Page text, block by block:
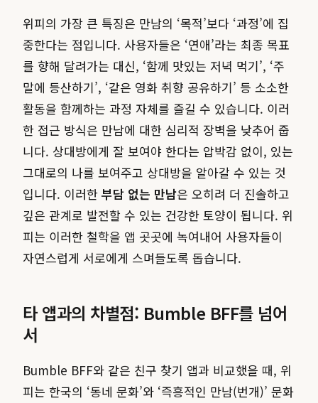
위피의 가장 큰 특징은 만남의 ‘목적’보다 ‘과정’에 집
중한다는 점입니다. 사용자들은 ‘연애’라는 최종 목표
를 향해 달려가는 대신, ‘함께 맛있는 저녁 먹기’, ‘주
말에 등산하기’, ‘같은 영화 취향 공유하기’ 등 소소한
활동을 함께하는 과정 자체를 즐길 수 있습니다. 이러
한 접근 방식은 만남에 대한 심리적 장벽을 낮추어 줍
니다. 상대방에게 잘 보여야 한다는 압박감 없이, 있는
그대로의 나를 보여주고 상대방을 알아갈 수 있는 것
입니다. 이러한 부담 없는 만남은 오히려 더 진솔하고
깊은 관계로 발전할 수 있는 건강한 토양이 됩니다. 위
피는 이러한 철학을 앱 곳곳에 녹여내어 사용자들이
자연스럽게 서로에게 스며들도록 돕습니다.
타 앱과의 차별점: Bumble BFF를 넘어
서
Bumble BFF와 같은 친구 찾기 앱과 비교했을 때, 위
피는 한국의 ‘동네 문화’와 ‘즉흥적인 만남(번개)’ 문화